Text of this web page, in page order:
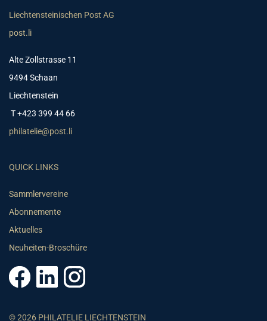
Liechtensteinischen Post AG
post.li
Alte Zollstrasse 11
9494 Schaan
Liechtenstein
T +423 399 44 66
philatelie@post.li
QUICK LINKS
Sammlervereine
Abonnemente
Aktuelles
Neuheiten-Broschüre
© 2026 PHILATELIE LIECHTENSTEIN